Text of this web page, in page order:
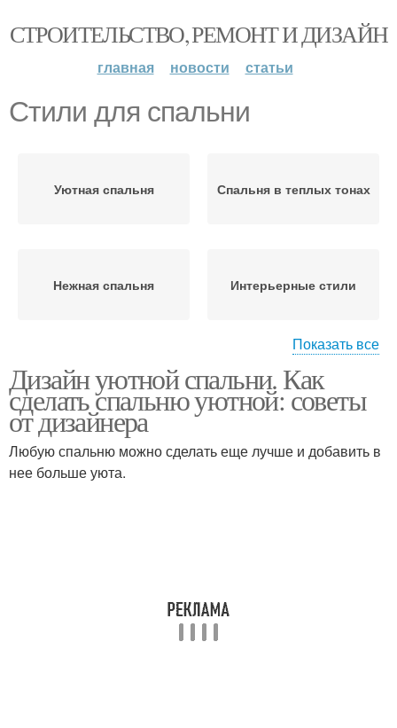
СТРОИТЕЛЬСТВО, РЕМОНТ И ДИЗАЙН
главная новости статьи
Стили для спальни
Уютная спальня Спальня в теплых тонах
Нежная спальня Интерьерные стили
Спальня в стиле Спальня в эко-стиле
Стиль в спальне
Показать все
Дизайн уютной спальни. Как
сделать спальню уютной: советы
от дизайнера
Любую спальню можно сделать еще лучше и добавить в
нее больше уюта.